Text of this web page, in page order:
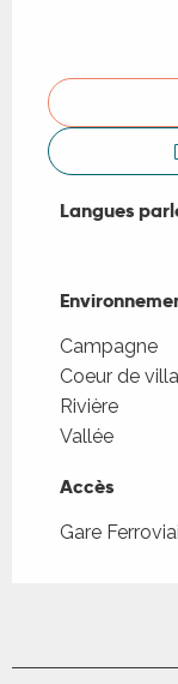
Langues
Langues
Campagne
Coeur de
Rivière
Vallée
Accès
Accès
Gare